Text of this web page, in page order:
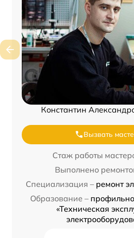
Константин
Вызвать
Стаж работы
Выполнено
Специализация – ремонт
Образование –
«Техническая